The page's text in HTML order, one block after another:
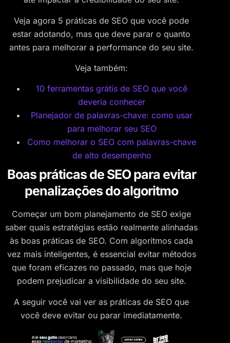
Veja agora 5 práticas de SEO que você pode
estar adotando, mas que deve parar o quanto
antes para melhorar a performance do seu site.
Veja também:
10 ferramentas grátis de SEO que você
deveria conhecer
Planejador de palavras-chave: como usar
para melhorar seu SEO
Como melhorar o SEO com palavras-chave
de alto desempenho
Boas práticas de SEO para evitar
penalizações do algoritmo
Começar um bom planejamento de SEO exige
saber quais estratégias estão realmente alinhadas
às boas práticas de SEO. Com algoritmos cada
vez mais inteligentes, é essencial evitar métodos
que foram eficazes no passado, mas que hoje
podem prejudicar a visibilidade do seu site.
A seguir você vai ver as práticas de SEO que
você deve evitar ou parar imediatamente.